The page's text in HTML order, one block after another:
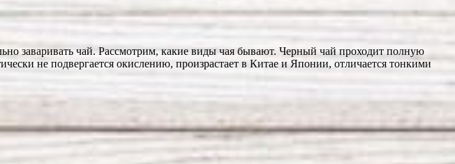
заваривать чай. Рассмотрим, какие виды чая бывают. Черный чай проходит полную
не подвергается окислению, произрастает в Китае и Японии, отличается тонкими